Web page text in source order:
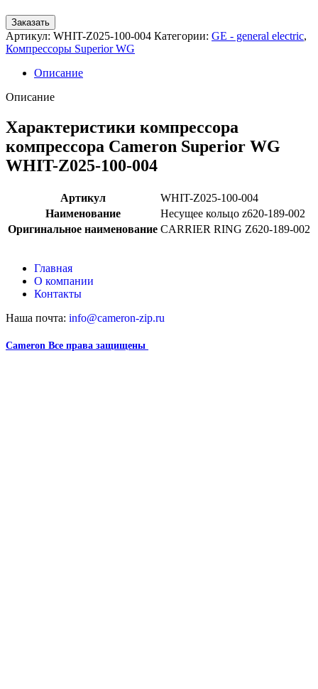
Заказать
Артикул: WHIT-Z025-100-004 Категории: GE - general electric,
Компрессоры Superior WG
Описание
Описание
Характеристики компрессора
компрессора Cameron Superior WG
WHIT-Z025-100-004
Артикул
WHIT-Z025-100-004
Наименование
Несущее кольцо z620-189-002
Оригинальное наименование CARRIER RING Z620-189-002
Главная
О компании
Контакты
Наша почта: info@cameron-zip.ru
Cameron Все права защищены